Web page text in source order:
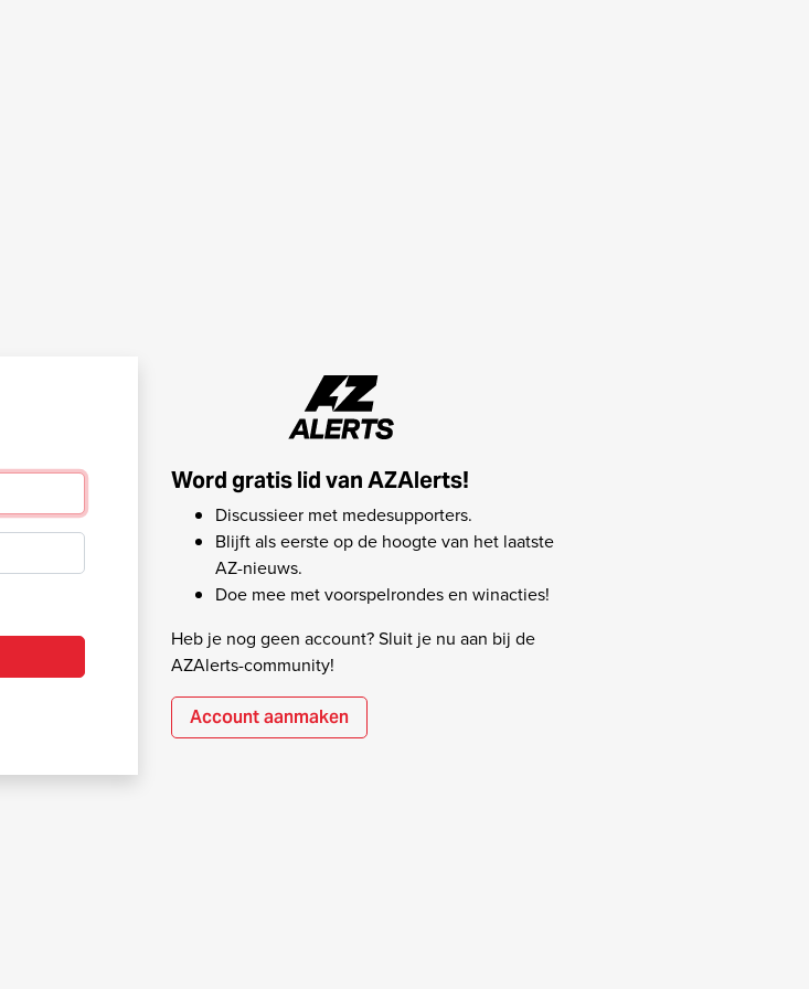
Word gratis lid van AZAlerts!
Discussieer met medesupporters.
Blijft als eerste op de hoogte van het laatste
AZ-nieuws.
Doe mee met voorspelrondes en winacties!
Heb je nog geen account? Sluit je nu aan bij de
AZAlerts-community!
Account aanmaken